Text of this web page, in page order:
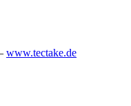
www.tectake.de